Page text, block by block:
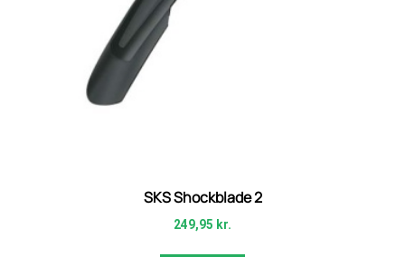
SKS Shockblade 2
249,95 kr.